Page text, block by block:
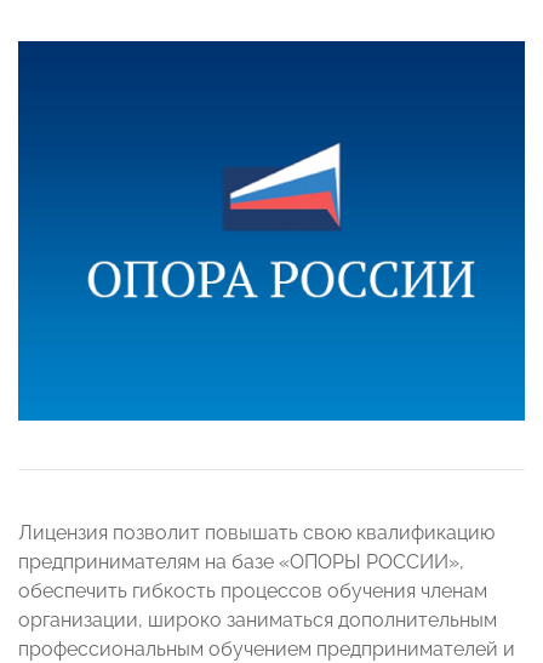
Лицензия позволит повышать свою квалификацию
предпринимателям на базе «ОПОРЫ РОССИИ»,
обеспечить гибкость процессов обучения членам
организации, широко заниматься дополнительным
профессиональным обучением предпринимателей и